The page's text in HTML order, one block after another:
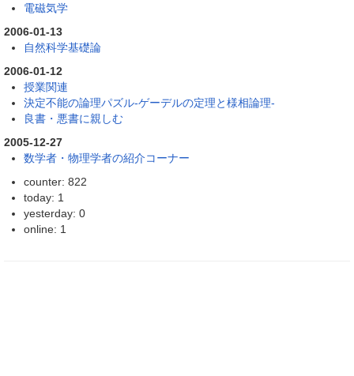
電磁気学
2006-01-13
自然科学基礎論
2006-01-12
授業関連
決定不能の論理パズル-ゲーデルの定理と様相論理-
良書・悪書に親しむ
2005-12-27
数学者・物理学者の紹介コーナー
counter: 822
today: 1
yesterday: 0
online: 1